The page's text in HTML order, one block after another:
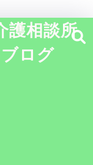
護相談所
ログ